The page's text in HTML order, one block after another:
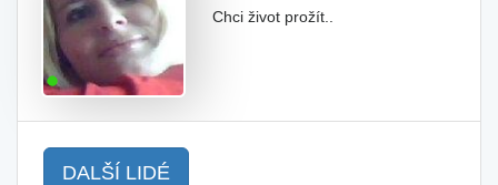
Chci život prožít..
DALŠÍ LIDÉ